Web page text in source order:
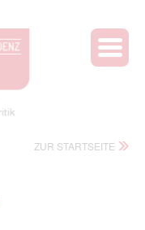
ZUR STARTSEITE